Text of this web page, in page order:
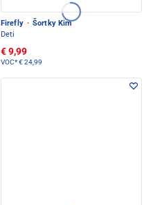
Firefly · Šortky Kim
Deti
€ 9,99
VOC*€ 24,99